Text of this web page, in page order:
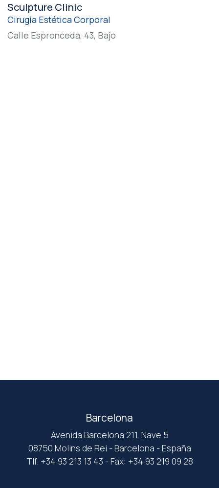
Sculpture Clinic
Cirugía Estética Corporal
Calle Espronceda, 43, Bajo
Barcelona
Avenida Barcelona 211, Nave 5
08750 Molins de Rei - Barcelona - España
Tlf. +34 93 213 13 43 - Fax: +34 93 219 09 28